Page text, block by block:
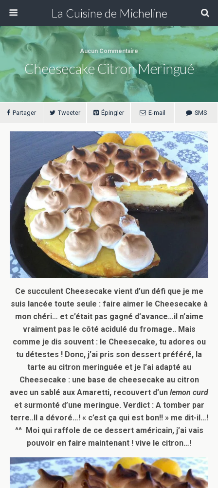
La Cuisine de Micheline
Aucun Commentaire
Cheesecake Citron Meringué
Partager Tweeter Épingler E-mail SMS
Ce succulent Cheesecake vient d’un défi que je me
suis lancée toute seule : faire aimer le Cheesecake à
mon chéri… et c’était pas gagné d’avance…il n’aime
vraiment pas le côté acidulé du fromage.. Mais
comme je dis souvent : le Cheesecake, tu adores ou
tu détestes ! Donc, j’ai pris son dessert préféré, la
tarte au citron meringuée et je l’ai adapté au
Cheesecake : une base de cheesecake au citron
avec un sablé aux Amaretti, recouvert d’un lemon curd
et surmonté d’une meringue. Verdict : A tomber par
terre..Il a dévoré…! « c’est ça qui est bon!! » me dit-il…!
^^ Moi qui raffole de ce dessert américain, j’ai vais
pouvoir en faire maintenant ! vive le citron…!